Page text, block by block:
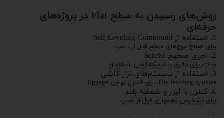
روش‌های رسیدن به سطح Flat در پروژه‌های
حرفه‌ای
1. استفاده از Self-Leveling Compound
برای اصلاح موج‌های سطح قبل از نصب
2. اجرای صحیح Screed
ملات‌ریزی دقیق با شمشه‌کشی استاندارد
3. استفاده از سیستم‌های تراز کاشی
Tile leveling systems برای کنترل نهایی lippage
4. کنترل با لیزر و شمشه بلند
برای تشخیص ناهمواری قبل از نصب